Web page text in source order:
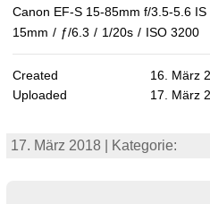
Canon EF-S 15-85mm f/3.5-5.6 IS
15mm / ƒ/6.3 / 1/20s / ISO 3200
Created
16. März
Uploaded
17. März
17. März 2018 | Kategorie: